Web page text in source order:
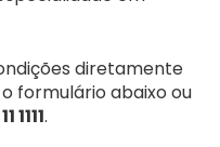
diretamente
formulário abaixo ou
1111.